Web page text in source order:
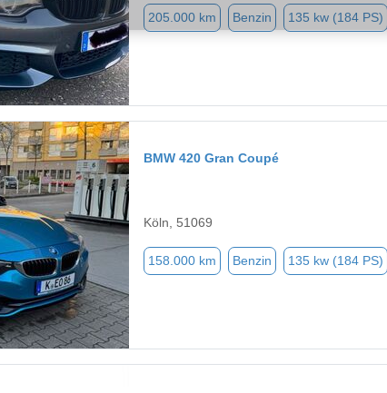
205.000 km Benzin 135 kw (184 PS)
BMW 420 Gran Coupé
Köln, 51069
158.000 km Benzin 135 kw (184 PS)